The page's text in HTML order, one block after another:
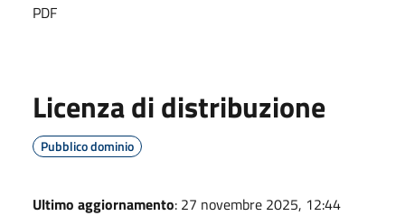
PDF
Licenza di distribuzione
Pubblico dominio
Ultimo aggiornamento: 27 novembre 2025, 12:44